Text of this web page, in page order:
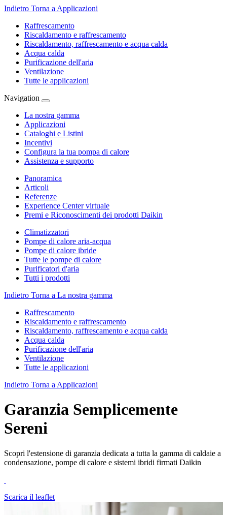
Indietro Torna a Applicazioni
Raffrescamento
Riscaldamento e raffrescamento
Riscaldamento, raffrescamento e acqua calda
Acqua calda
Purificazione dell'aria
Ventilazione
Tutte le applicazioni
Navigation
La nostra gamma
Applicazioni
Cataloghi e Listini
Incentivi
Configura la tua pompa di calore
Assistenza e supporto
Panoramica
Articoli
Referenze
Experience Center virtuale
Premi e Riconoscimenti dei prodotti Daikin
Climatizzatori
Pompe di calore aria-acqua
Pompe di calore ibride
Tutte le pompe di calore
Purificatori d'aria
Tutti i prodotti
Indietro Torna a La nostra gamma
Raffrescamento
Riscaldamento e raffrescamento
Riscaldamento, raffrescamento e acqua calda
Acqua calda
Purificazione dell'aria
Ventilazione
Tutte le applicazioni
Indietro Torna a Applicazioni
Garanzia Semplicemente
Sereni
Scopri l'estensione di garanzia dedicata a tutta la gamma di caldaie a
condensazione, pompe di calore e sistemi ibridi firmati Daikin
Scarica il leaflet